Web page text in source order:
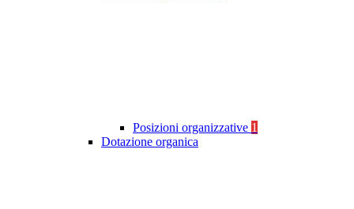
Posizioni organizzative 1
Dotazione organica